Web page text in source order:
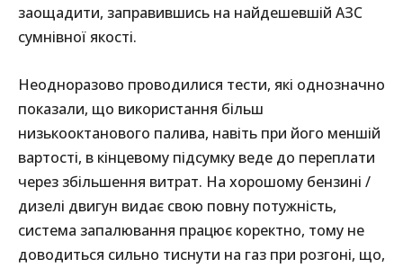
заощадити, заправившись на найдешевшій АЗС
сумнівної якості.
Неодноразово проводилися тести, які однозначно
показали, що використання більш
низькооктанового палива, навіть при його меншій
вартості, в кінцевому підсумку веде до переплати
через збільшення витрат. На хорошому бензині /
дизелі двигун видає свою повну потужність,
система запалювання працює коректно, тому не
доводиться сильно тиснути на газ при розгоні, що,